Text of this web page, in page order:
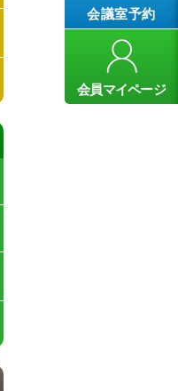
会議室予約
会員マイページ